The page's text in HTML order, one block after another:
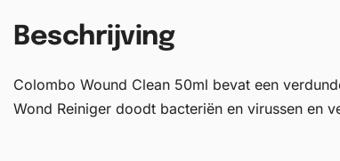
Beschrijving
Colombo Wound Clean 50ml bevat een
Wond Reiniger doodt bacteriën en virussen en